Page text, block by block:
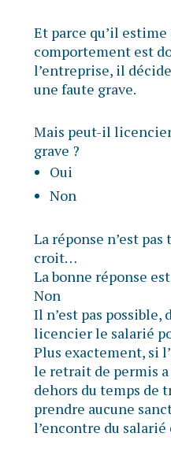
Et parce qu’il estime
comportement est
l’entreprise, il
une faute grave.
Mais peut-il
grave ?
Oui
Non
La réponse n’est
croit…
La bonne réponse
Non
Il n’est pas possible,
licencier le salarié
Plus exactement, si
le retrait de permis
dehors du temps de
prendre aucune
l’encontre du